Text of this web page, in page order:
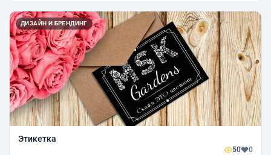
ДИЗАЙН И БРЕНДИНГ
Этикетка
50 0